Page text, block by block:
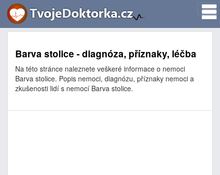
Barva stolice - diagnóza, příznaky, léčba
Na této stránce naleznete veškeré informace o nemoci
Barva stolice. Popis nemoci, diagnózu, příznaky nemoci a
zkušenosti lidí s nemocí Barva stolice.